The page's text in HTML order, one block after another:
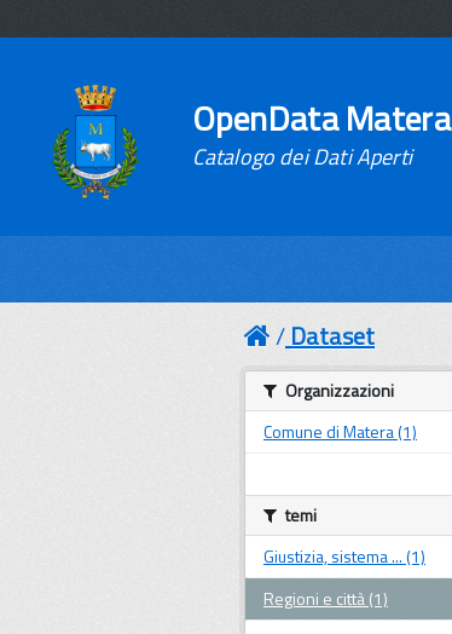
OpenData Matera
Catalogo dei Dati Aperti
Dataset
Organizzazioni
Comune di Matera (1)
temi
Giustizia, sistema ... (1)
Regioni e città (1)